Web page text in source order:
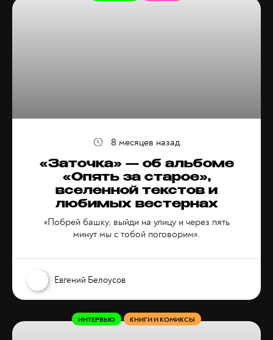
«Заточка» — об альбоме
«Опять за старое»,
вселенной текстов и
любимых вестернах
«Побрей башку, выйди на улицу и через пять
минут мы с тобой поговорим».
Евгений Белоусов
8 месяцев назад
ИНТЕРВЬЮ КНИГИ И КОМИКСЫ